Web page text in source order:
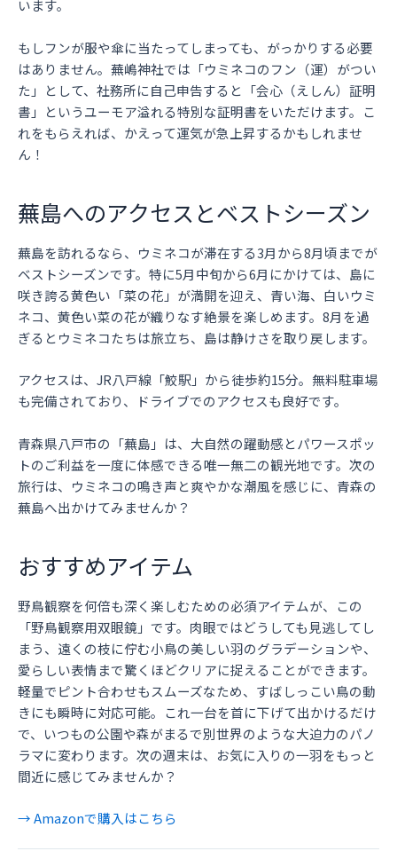
います。
もしフンが服や傘に当たってしまっても、がっかりする必要
はありません。蕪嶋神社では「ウミネコのフン（運）がつい
た」として、社務所に自己申告すると「会心（えしん）証明
書」というユーモア溢れる特別な証明書をいただけます。こ
れをもらえれば、かえって運気が急上昇するかもしれませ
ん！
蕪島へのアクセスとベストシーズン
蕪島を訪れるなら、ウミネコが滞在する3月から8月頃までが
ベストシーズンです。特に5月中旬から6月にかけては、島に
咲き誇る黄色い「菜の花」が満開を迎え、青い海、白いウミ
ネコ、黄色い菜の花が織りなす絶景を楽しめます。8月を過
ぎるとウミネコたちは旅立ち、島は静けさを取り戻します。
アクセスは、JR八戸線「鮫駅」から徒歩約15分。無料駐車場
も完備されており、ドライブでのアクセスも良好です。
青森県八戸市の「蕪島」は、大自然の躍動感とパワースポッ
トのご利益を一度に体感できる唯一無二の観光地です。次の
旅行は、ウミネコの鳴き声と爽やかな潮風を感じに、青森の
蕪島へ出かけてみませんか？
おすすめアイテム
野鳥観察を何倍も深く楽しむための必須アイテムが、この
「野鳥観察用双眼鏡」です。肉眼ではどうしても見逃してし
まう、遠くの枝に佇む小鳥の美しい羽のグラデーションや、
愛らしい表情まで驚くほどクリアに捉えることができます。
軽量でピント合わせもスムーズなため、すばしっこい鳥の動
きにも瞬時に対応可能。これ一台を首に下げて出かけるだけ
で、いつもの公園や森がまるで別世界のような大迫力のパノ
ラマに変わります。次の週末は、お気に入りの一羽をもっと
間近に感じてみませんか？
→ Amazonで購入はこちら